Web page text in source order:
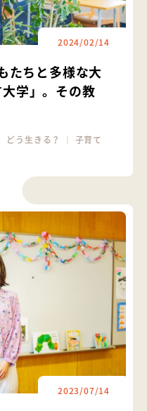
2024/02/14
たちと多様な大
学」。その教
どう生きる？ ｜ 子育て
2023/07/14